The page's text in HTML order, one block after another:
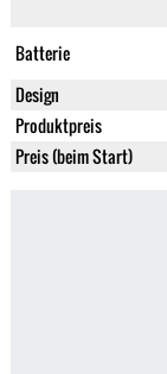
Batterie
Design
Produktpreis
Preis (beim Start)